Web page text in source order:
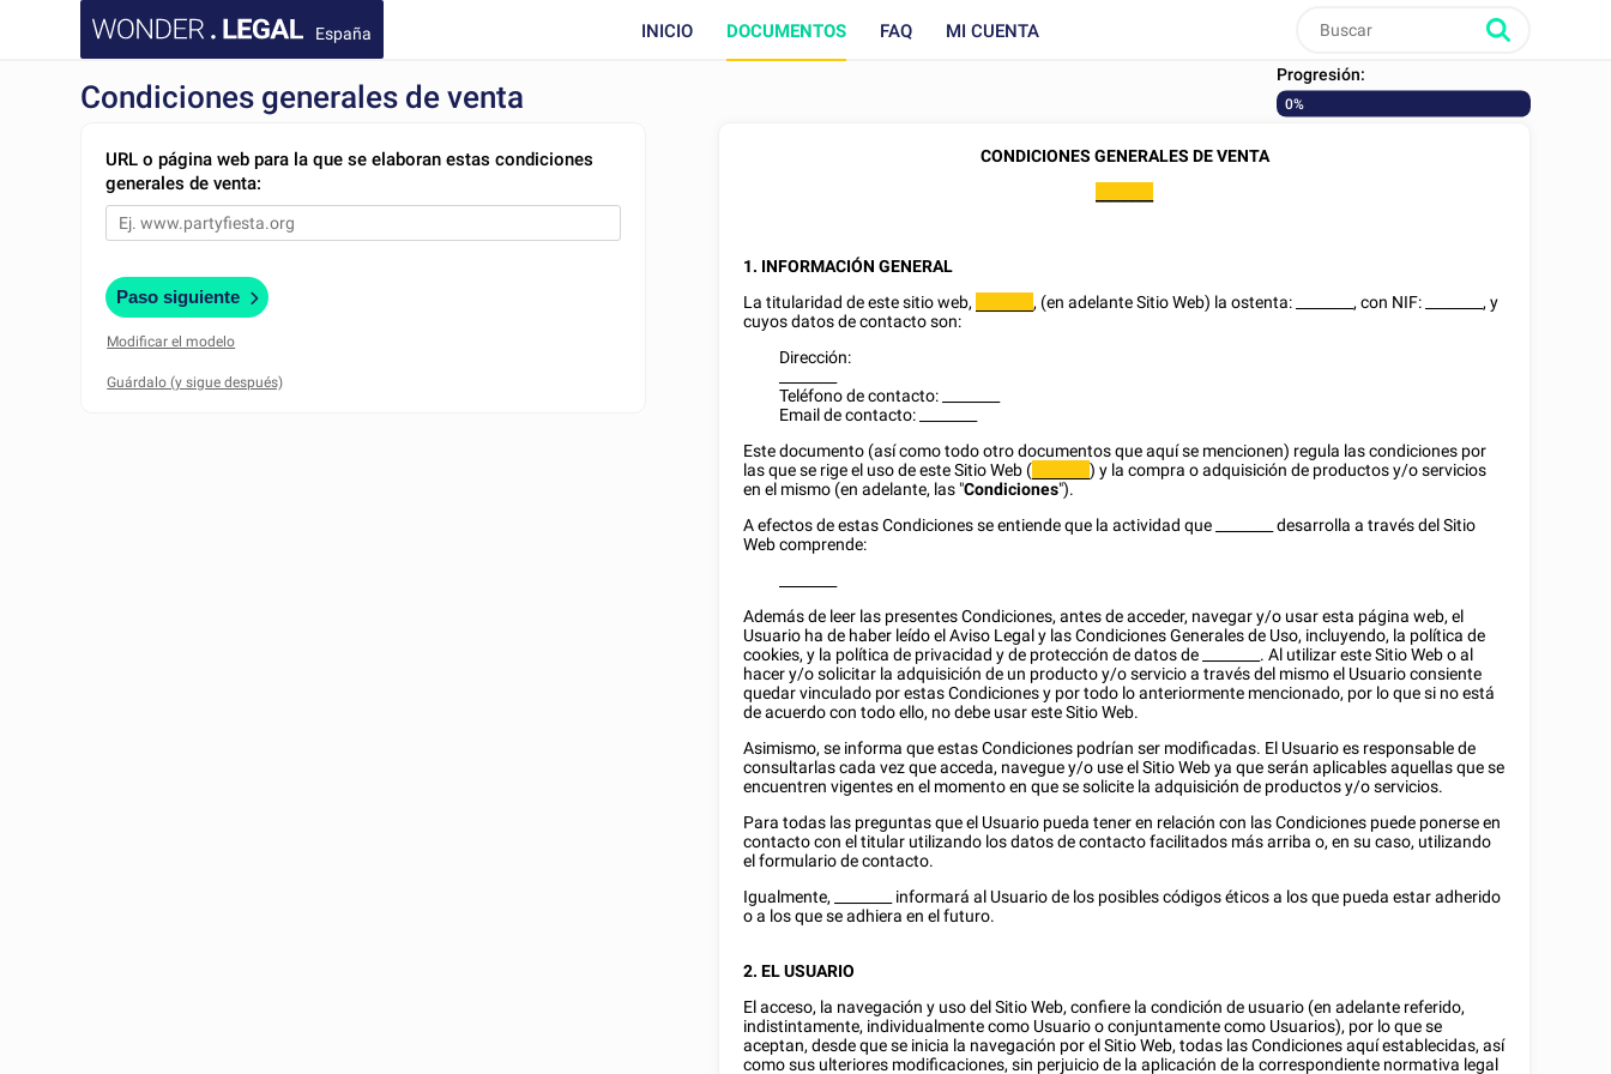
España INICIO DOCUMENTOS FAQ MI CUENTA
Condiciones generales de venta
Progresión:
0%
URL o página web para la que se elaboran estas condiciones
generales de venta:
Paso siguiente
Modificar el modelo
CONDICIONES GENERALES DE VENTA
1. INFORMACIÓN GENERAL
La titularidad de este sitio web,
________, (en adelante Sitio Web) la ostenta: , con NIF:
, y
cuyos datos de contacto son:
Dirección:
Teléfono de contacto:
Email de contacto:
Este documento (así como todo otro documentos que aquí se mencionen) regula las condiciones por
las que se rige el uso de este Sitio Web (
) y la compra o adquisición de productos y/o servicios
en el mismo (en adelante, las "Condiciones").
A efectos de estas Condiciones se entiende que la actividad que
desarrolla a través del Sitio
Web comprende:
Además de leer las presentes Condiciones, antes de acceder, navegar y/o usar esta página web, el
Usuario ha de haber leído el Aviso Legal y las Condiciones Generales de Uso, incluyendo, la política de
cookies, y la política de privacidad y de protección de datos de
. Al utilizar este Sitio Web o al
hacer y/o solicitar la adquisición de un producto y/o servicio a través del mismo el Usuario consiente
quedar vinculado por estas Condiciones y por todo lo anteriormente mencionado, por lo que si no está
de acuerdo con todo ello, no debe usar este Sitio Web.
Asimismo, se informa que estas Condiciones podrían ser modificadas. El Usuario es responsable de
consultarlas cada vez que acceda, navegue y/o use el Sitio Web ya que serán aplicables aquellas que se
encuentren vigentes en el momento en que se solicite la adquisición de productos y/o servicios.
Para todas las preguntas que el Usuario pueda tener en relación con las Condiciones puede ponerse en
contacto con el titular utilizando los datos de contacto facilitados más arriba o, en su caso, utilizando
el formulario de contacto.
Igualmente,
informará al Usuario de los posibles códigos éticos a los que pueda estar adherido
o a los que se adhiera en el futuro.
2. EL USUARIO
El acceso, la navegación y uso del Sitio Web, confiere la condición de usuario (en adelante referido,
indistintamente, individualmente como Usuario o conjuntamente como Usuarios), por lo que se
aceptan, desde que se inicia la navegación por el Sitio Web, todas las Condiciones aquí establecidas, así
como sus ulteriores modificaciones, sin perjuicio de la aplicación de la correspondiente normativa legal